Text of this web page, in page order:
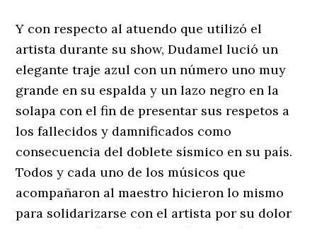
Y con respecto al atuendo que utilizó el
artista durante su show, Dudamel lució un
elegante traje azul con un número uno muy
grande en su espalda y un lazo negro en la
solapa con el fin de presentar sus respetos a
los fallecidos y damnificados como
consecuencia del doblete sísmico en su país.
Todos y cada uno de los músicos que
acompañaron al maestro hicieron lo mismo
para solidarizarse con el artista por su dolor